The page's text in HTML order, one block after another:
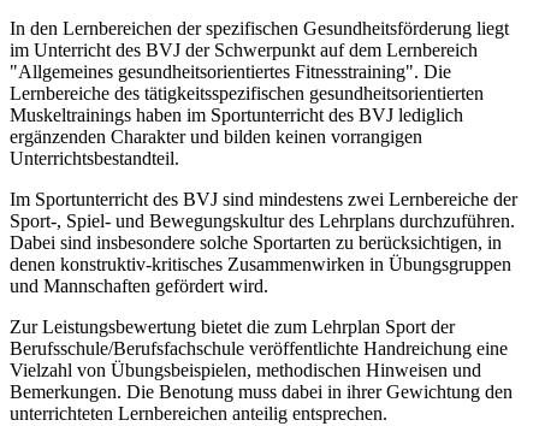
In den Lernbereichen der spezifischen Gesundheitsförderung liegt
im Unterricht des BVJ der Schwerpunkt auf dem Lernbereich
"Allgemeines gesundheitsorientiertes Fitnesstraining". Die
Lernbereiche des tätigkeitsspezifischen gesundheitsorientierten
Muskeltrainings haben im Sportunterricht des BVJ lediglich
ergänzenden Charakter und bilden keinen vorrangigen
Unterrichtsbestandteil.
Im Sportunterricht des BVJ sind mindestens zwei Lernbereiche der
Sport-, Spiel- und Bewegungskultur des Lehrplans durchzuführen.
Dabei sind insbesondere solche Sportarten zu berücksichtigen, in
denen konstruktiv-kritisches Zusammenwirken in Übungsgruppen
und Mannschaften gefördert wird.
Zur Leistungsbewertung bietet die zum Lehrplan Sport der
Berufsschule/Berufs­fach­schule veröffentlichte Handreichung eine
Vielzahl von Übungs­beispielen, methodischen Hinweisen und
Bemerkungen. Die Benotung muss dabei in ihrer Gewichtung den
unterrichteten Lernbereichen anteilig entsprechen.